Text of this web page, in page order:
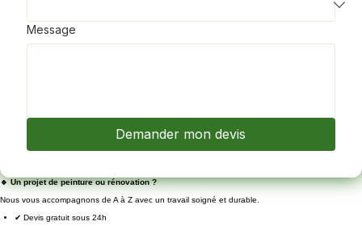
Message
Demander mon devis
🔹 Un projet de peinture ou rénovation ?
Nous vous accompagnons de A à Z avec un travail soigné et durable.